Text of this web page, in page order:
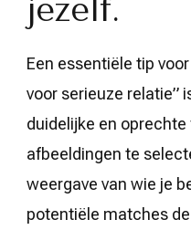
jezelf.
Een essentiële tip
voor serieuze relatie”
duidelijke en oprechte
afbeeldingen te
weergave van wie je
potentiële matches